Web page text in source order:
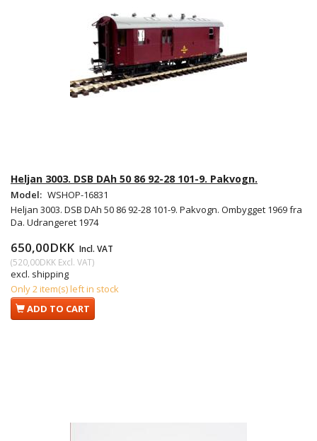
Heljan 3003. DSB DAh 50 86 92-28 101-9. Pakvogn.
Model: WSHOP-16831
Heljan 3003. DSB DAh 50 86 92-28 101-9. Pakvogn. Ombygget 1969 fra
Da. Udrangeret 1974
650,00DKK Incl. VAT
(520,00DKK Excl. VAT)
excl. shipping
Only 2 item(s) left in stock
ADD TO CART